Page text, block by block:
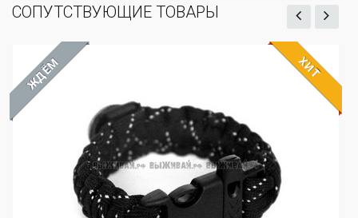
СОПУТСТВУЮЩИЕ ТОВАРЫ
ЖДЁМ